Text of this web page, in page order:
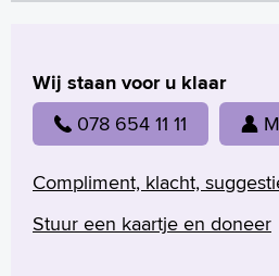
Wij staan voor u klaar
078 654 11 11
Compliment, klacht,
Stuur een kaartje en doneer